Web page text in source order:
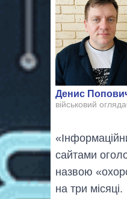
Денис
військовий
сайтами
назвою
на три місяці.